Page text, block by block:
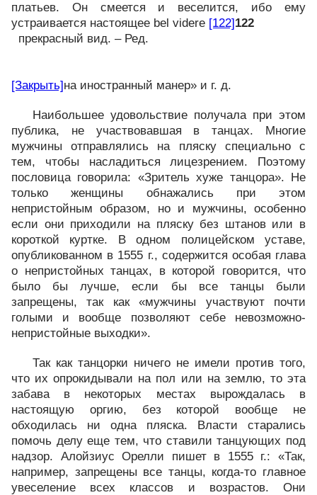
платьев. Он смеется и веселится, ибо ему
устраивается настоящее bel videre [122]122
прекрасный вид. – Ред.
[Закрыть]на иностранный манер» и г. д.
Наибольшее удовольствие получала при этом
публика, не участвовавшая в танцах. Многие
мужчины отправлялись на пляску специально с
тем, чтобы насладиться лицезрением. Поэтому
пословица говорила: «Зритель хуже танцора». Не
только женщины обнажались при этом
непристойным образом, но и мужчины, особенно
если они приходили на пляску без штанов или в
короткой куртке. В одном полицейском уставе,
опубликованном в 1555 г., содержится особая глава
о непристойных танцах, в которой говорится, что
было бы лучше, если бы все танцы были
запрещены, так как «мужчины участвуют почти
голыми и вообще позволяют себе невозможно-
непристойные выходки».
Так как танцорки ничего не имели против того,
что их опрокидывали на пол или на землю, то эта
забава в некоторых местах вырождалась в
настоящую оргию, без которой вообще не
обходилась ни одна пляска. Власти старались
помочь делу еще тем, что ставили танцующих под
надзор. Алойзиус Орелли пишет в 1555 г.: «Так,
например, запрещены все танцы, когда-то главное
увеселение всех классов и возрастов. Они